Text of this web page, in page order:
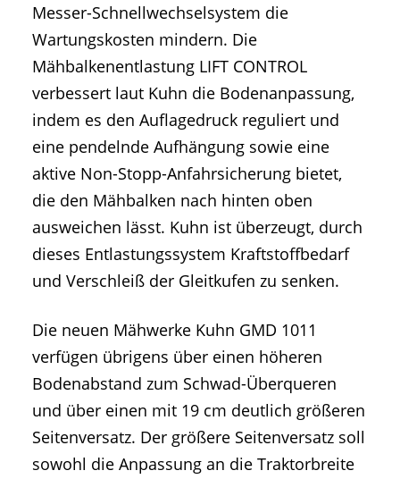
Messer-Schnellwechselsystem die
Wartungskosten mindern. Die
Mähbalkenentlastung LIFT CONTROL
verbessert laut Kuhn die Bodenanpassung,
indem es den Auflagedruck reguliert und
eine pendelnde Aufhängung sowie eine
aktive Non-Stopp-Anfahrsicherung bietet,
die den Mähbalken nach hinten oben
ausweichen lässt. Kuhn ist überzeugt, durch
dieses Entlastungssystem Kraftstoffbedarf
und Verschleiß der Gleitkufen zu senken.
Die neuen Mähwerke Kuhn GMD 1011
verfügen übrigens über einen höheren
Bodenabstand zum Schwad-Überqueren
und über einen mit 19 cm deutlich größeren
Seitenversatz. Der größere Seitenversatz soll
sowohl die Anpassung an die Traktorbreite